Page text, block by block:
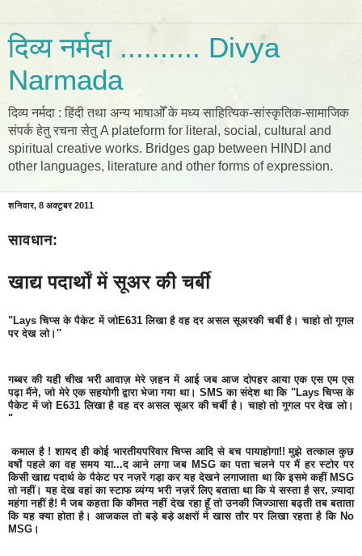
दिव्य नर्मदा .......... Divya
Narmada
दिव्य नर्मदा : हिंदी तथा अन्य भाषाओँ के मध्य साहित्यिक-सांस्कृतिक-सामाजिक
संपर्क हेतु रचना सेतु A plateform for literal, social, cultural and
spiritual creative works. Bridges gap between HINDI and
other languages, literature and other forms of expression.
शनिवार, 8 अक्टूबर 2011
सावधान:
खाद्य पदार्थों में सूअर की चर्बी
"Lays चिप्स के पैकेट में जोE631 लिखा है वह दर असल सूअरकी चर्बी है। चाहो तो गूगल
पर देख लो।''
गब्बर की यही चीख भरी आवाज़ मेरे ज़हन में आई जब आज दोपहर आया एक एस एम एस
पढ़ा मैंने, जो मेरे एक सहयोगी द्वारा भेजा गया था। SMS का संदेश था कि "Lays चिप्स के
पैकेट में जो E631 लिखा है वह दर असल सूअर की चर्बी है। चाहो तो गूगल पर देख लो।
"
कमाल है ! शायद ही कोई भारतीयपरिवार चिप्स आदि से बच पायाहोगा!! मुझे तत्काल कुछ
वर्षों पहले का वह समय या...द आने लगा जब MSG का पता चलने पर मैं हर स्टोर पर
किसी खाद्य पदार्थ के पैकेट पर नज़रें गड़ा कर यह देखने लगाजाता था कि इसमे कहीं MSG
तो नहीं। यह देख वहां का स्टाफ व्यंग्य भरी नज़रें लिए बताता था कि ये सस्ता है सर, ज़्यादा
महंगा नहीं है! मै जब कहता कि कीमत नहीं देख रहा हूँ तो उनकी जिज्ञासा बढ़ती तब बताता
कि यह क्या होता है। आजकल तो बड़े बड़े अक्षरों में खास तौर पर लिखा रहता है कि No
MSG ।